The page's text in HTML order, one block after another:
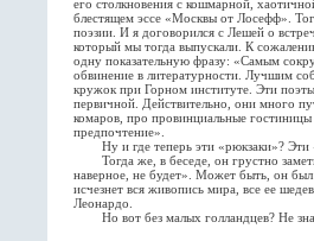
его столкновения с кошмарной,
блестящем эссе «Москвы от Лосефф».
поэзии. И я договорился с Лешей о
который мы тогда выпускали. К
одну показательную фразу: «Самым
обвинение в литературности. Лучшим
кружок при Горном институте. Эти
первичной. Действительно, они много
комаров, про провинциальные
предпочтение».
Ну и где теперь эти «рюкзаки»? Эти
Тогда же, в беседе, он грустно
наверное, не будет». Может быть, он
исчезнет вся живопись мира, все ее
Леонардо.
Но вот без малых голландцев? Не